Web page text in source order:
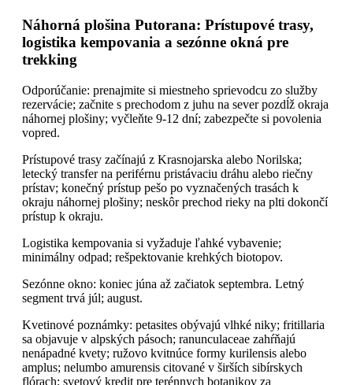
Náhorná plošina Putorana: Prístupové trasy,
logistika kempovania a sezónne okná pre
trekking
Odporúčanie: prenajmite si miestneho sprievodcu zo služby
rezervácie; začnite s prechodom z juhu na sever pozdĺž okraja
náhornej plošiny; vyčleňte 9-12 dní; zabezpečte si povolenia
vopred.
Prístupové trasy začínajú z Krasnojarska alebo Norilska;
letecký transfer na periférnu pristávaciu dráhu alebo riečny
prístav; konečný prístup pešo po vyznačených trasách k
okraju náhornej plošiny; neskôr prechod rieky na plti dokončí
prístup k okraju.
Logistika kempovania si vyžaduje ľahké vybavenie;
minimálny odpad; rešpektovanie krehkých biotopov.
Sezónne okno: koniec júna až začiatok septembra. Letný
segment trvá júl; august.
Kvetinové poznámky: petasites obývajú vlhké niky; fritillaria
sa objavuje v alpských pásoch; ranunculaceae zahŕňajú
nenápadné kvety; ružovo kvitnúce formy kurilensis alebo
amplus; nelumbo amurensis citované v širších sibírskych
flórach; svetový kredit pre terénnych botanikov za